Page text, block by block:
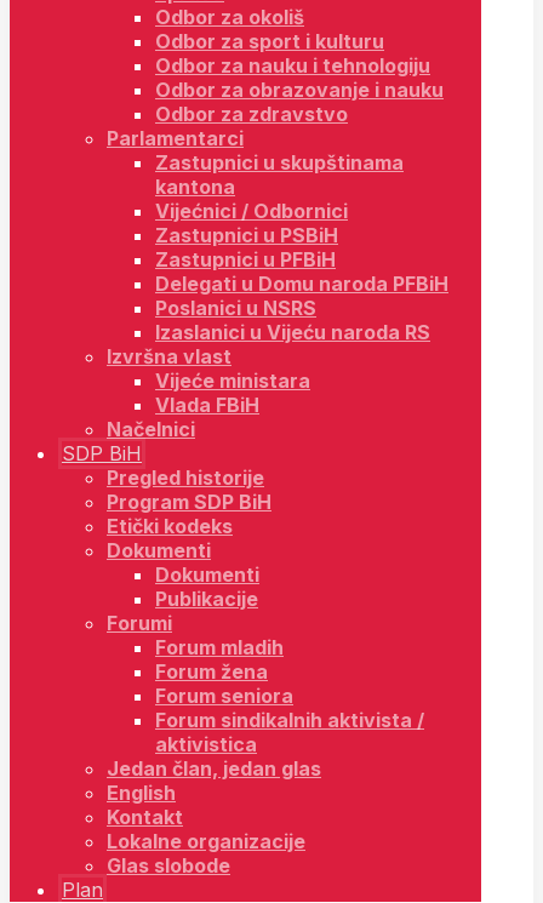
Odbor za okoliš
Odbor za sport i kulturu
Odbor za nauku i tehnologiju
Odbor za obrazovanje i nauku
Odbor za zdravstvo
Parlamentarci
Zastupnici u skupštinama
kantona
Vijećnici / Odbornici
Zastupnici u PSBiH
Zastupnici u PFBiH
Delegati u Domu naroda PFBiH
Poslanici u NSRS
Izaslanici u Vijeću naroda RS
Izvršna vlast
Vijeće ministara
Vlada FBiH
Načelnici
SDP BiH
Pregled historije
Program SDP BiH
Etički kodeks
Dokumenti
Dokumenti
Publikacije
Forumi
Forum mladih
Forum žena
Forum seniora
Forum sindikalnih aktivista /
aktivistica
Jedan član, jedan glas
English
Kontakt
Lokalne organizacije
Glas slobode
Plan